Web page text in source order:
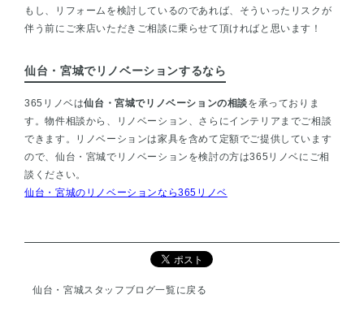
もし、リフォームを検討しているのであれば、そういったリスクが
伴う前にご来店いただきご相談に乗らせて頂ければと思います！
仙台・宮城でリノベーションするなら
365リノベは仙台・宮城でリノベーションの相談を承っておりま
す。物件相談から、リノベーション、さらにインテリアまでご相談
できます。リノベーションは家具を含めて定額でご提供しています
ので、仙台・宮城でリノベーションを検討の方は365リノベにご相
談ください。
仙台・宮城のリノベーションなら365リノベ
仙台・宮城スタッフブログ一覧に戻る